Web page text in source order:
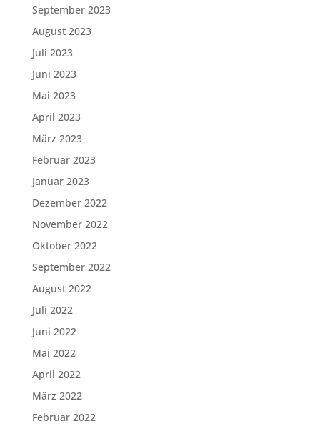
September 2023
August 2023
Juli 2023
Juni 2023
Mai 2023
April 2023
März 2023
Februar 2023
Januar 2023
Dezember 2022
November 2022
Oktober 2022
September 2022
August 2022
Juli 2022
Juni 2022
Mai 2022
April 2022
März 2022
Februar 2022